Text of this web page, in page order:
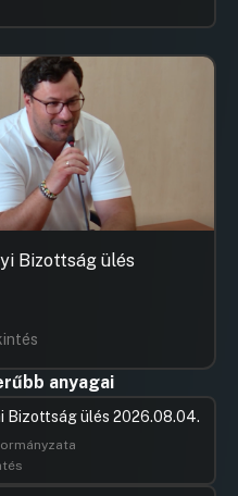
Bizottság ülés
anyagai
Bizottság ülés 2026.08.04.